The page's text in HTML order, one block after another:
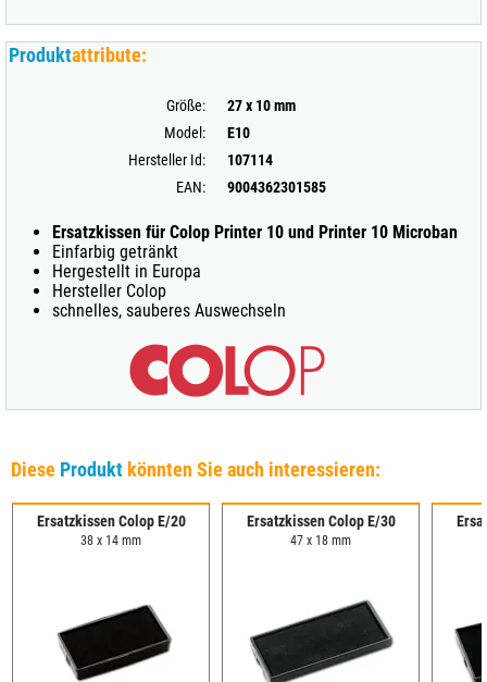
Produktattribute:
Größe:
27 x 10 mm
Model:
E10
Hersteller Id:
107114
EAN:
9004362301585
Ersatzkissen für Colop Printer 10 und Printer 10 Microban
Einfarbig getränkt
Hergestellt in Europa
Hersteller Colop
schnelles, sauberes Auswechseln
Diese Produkt könnten Sie auch interessieren:
Ersatzkissen Colop E/20
38 x 14 mm
Ersatzkissen Colop E/30
47 x 18 mm